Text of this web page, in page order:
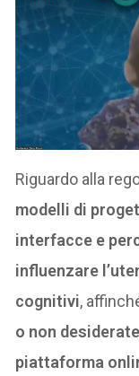
Riguardo alla
modelli di
interfacce e
influenzare
cognitivi,
o non
piattaforma